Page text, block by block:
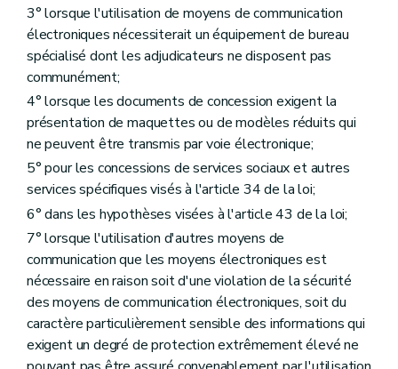
3° lorsque l'utilisation de moyens de communication
électroniques nécessiterait un équipement de bureau
spécialisé dont les adjudicateurs ne disposent pas
communément;
4° lorsque les documents de concession exigent la
présentation de maquettes ou de modèles réduits qui
ne peuvent être transmis par voie électronique;
5° pour les concessions de services sociaux et autres
services spécifiques visés à l'article 34 de la loi;
6° dans les hypothèses visées à l'article 43 de la loi;
7° lorsque l'utilisation d'autres moyens de
communication que les moyens électroniques est
nécessaire en raison soit d'une violation de la sécurité
des moyens de communication électroniques, soit du
caractère particulièrement sensible des informations qui
exigent un degré de protection extrêmement élevé ne